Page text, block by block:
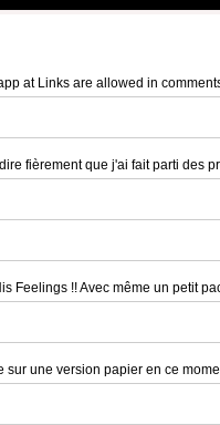
at Links are allowed in
fièrement que j'ai fait parti des
Feelings !! Avec même un petit
une version papier en ce